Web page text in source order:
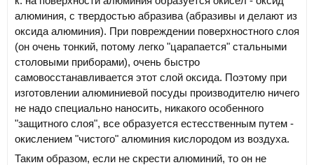
алюминия, с твердостью абразива (абразивы и делают из
оксида алюминия). При повреждении поверхностного слоя
(он очень тонкий, потому легко "царапается" стальными
столовыми приборами), очень быстро
самовосстанавливается этот слой оксида. Поэтому при
изготовлении алюминиевой посуды производителю ничего
не надо специально наносить, никакого особенного
"защитного слоя", все образуется естесственным путем -
окислением "чистого" алюминия кислородом из воздуха.
Таким образом, если не скрести алюминий, то он не